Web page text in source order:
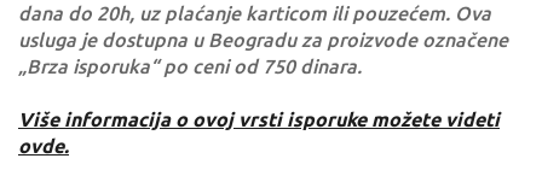
dana do 20h, uz plaćanje karticom ili pouzećem. Ova
usluga je dostupna u Beogradu za proizvode označene
„Brza isporuka“ po ceni od 750 dinara.
Više informacija o ovoj vrsti isporuke možete videti
ovde.